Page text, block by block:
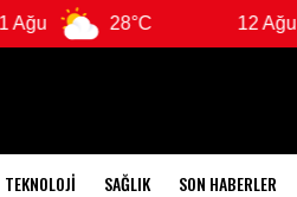
28°C 12 Ağu 28°C
TEKNOLOJI SAĞLIK SON HABERLER